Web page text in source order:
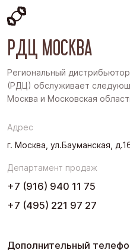
Восточная Сибирь
Дальний Восток
Поволжье
Урал
РДЦ МОСКВА
Региональный
(РДЦ) обслуживает
Москва и Московская
Адрес
г. Москва, ул.Бауманская,
Департамент продаж
+7 (916) 940 11 75
+7 (495) 221 97 27
Дополнительный